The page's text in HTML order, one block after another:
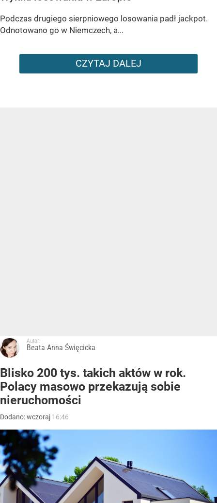
Podczas drugiego sierpniowego losowania padł jackpot.
Odnotowano go w Niemczech, a...
CZYTAJ DALEJ
Autor:
Beata Anna Święcicka
Blisko 200 tys. takich aktów w rok.
Polacy masowo przekazują sobie
nieruchomości
Dodano:wczoraj 16:46